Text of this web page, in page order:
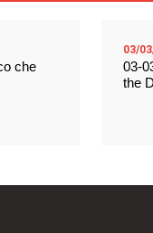
che
03/
03-
the